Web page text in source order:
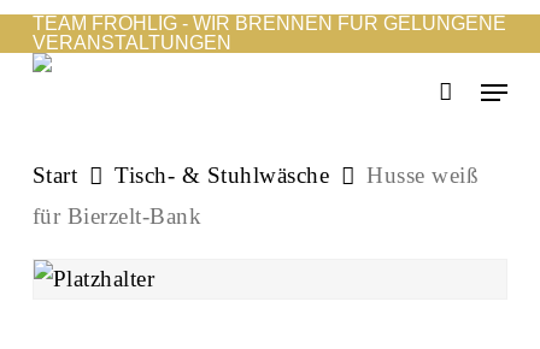
Skip
to
TEAM FRÖHLIG - WIR BRENNEN FÜR GELUNGENE
VERANSTALTUNGEN
Menu
Start Tisch- & Stuhlwäsche
Husse weiß
für Bierzelt-Bank